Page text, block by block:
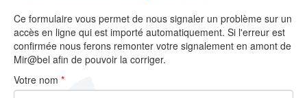
avancée
EN
ES
?
Ce formulaire vous permet de nous signaler un problème sur un
accès en ligne qui est importé automatiquement. Si l'erreur est
confirmée nous ferons remonter votre signalement en amont de
Mir@bel afin de pouvoir la corriger.
Votre nom *